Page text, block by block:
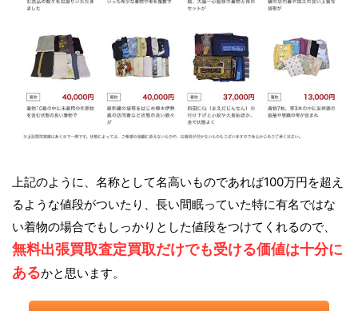
上記のように、名称として名高いものであれば100万円を超え
るような値段がついたり、長い間眠っていた特に有名ではな
い着物の場合でもしっかりとした値段をつけてくれるので、
無料出張買取査定買取だけでも受ける価値は十分に
あるかと思います。